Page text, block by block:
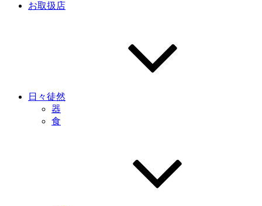
お取扱店
日々徒然
器
食